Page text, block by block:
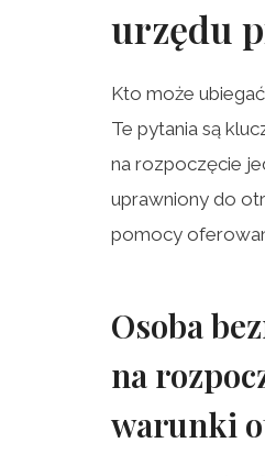
urzędu
Kto może
Te pytania są
na rozpoczęcie
uprawniony do
pomocy
Osoba
na
warunki